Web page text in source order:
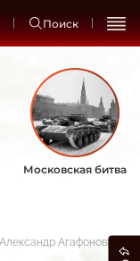
Поиск
Московская битва
Агафонович